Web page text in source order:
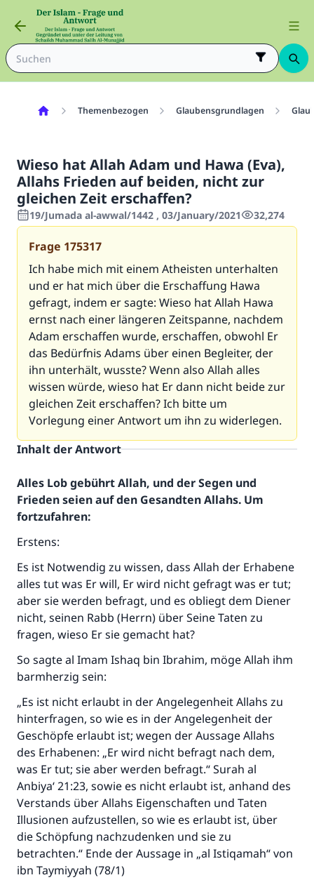
Themenbezogen Glaubensgrundlagen
Wieso hat Allah Adam und Hawa (Eva),
Allahs Frieden auf beiden, nicht zur
gleichen Zeit erschaffen?
19/Jumada al-awwal/1442 , 03/January/2021 32,274
Frage 175317
Ich habe mich mit einem Atheisten unterhalten
und er hat mich über die Erschaffung Hawa
gefragt, indem er sagte: Wieso hat Allah Hawa
ernst nach einer längeren Zeitspanne, nachdem
Adam erschaffen wurde, erschaffen, obwohl Er
das Bedürfnis Adams über einen Begleiter, der
ihn unterhält, wusste? Wenn also Allah alles
wissen würde, wieso hat Er dann nicht beide zur
gleichen Zeit erschaffen? Ich bitte um
Vorlegung einer Antwort um ihn zu widerlegen.
Inhalt der Antwort
Alles Lob gebührt Allah, und der Segen und
Frieden seien auf den Gesandten Allahs. Um
fortzufahren:
Erstens:
Es ist Notwendig zu wissen, dass Allah der Erhabene
alles tut was Er will, Er wird nicht gefragt was er tut;
aber sie werden befragt, und es obliegt dem Diener
nicht, seinen Rabb (Herrn) über Seine Taten zu
fragen, wieso Er sie gemacht hat?
So sagte al Imam Ishaq bin Ibrahim, möge Allah ihm
barmherzig sein:
„Es ist nicht erlaubt in der Angelegenheit Allahs zu
hinterfragen, so wie es in der Angelegenheit der
Geschöpfe erlaubt ist; wegen der Aussage Allahs
des Erhabenen: „Er wird nicht befragt nach dem,
was Er tut; sie aber werden befragt.“ Surah al
Anbiya‘ 21:23, sowie es nicht erlaubt ist, anhand des
Verstands über Allahs Eigenschaften und Taten
Illusionen aufzustellen, so wie es erlaubt ist, über
die Schöpfung nachzudenken und sie zu
betrachten.“ Ende der Aussage in „al Istiqamah“ von
ibn Taymiyyah (78/1)